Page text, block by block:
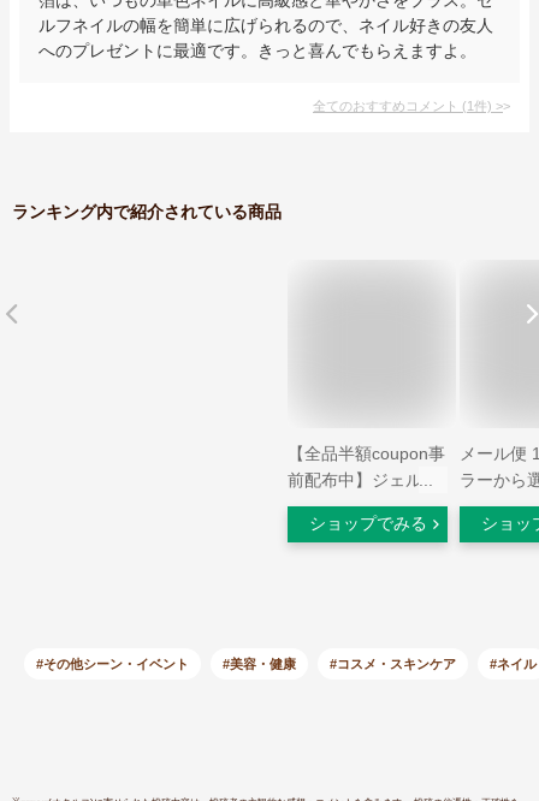
ルフネイルの幅を簡単に広げられるので、ネイル好きの友人
へのプレゼントに最適です。きっと喜んでもらえますよ。
全てのおすすめコメント (1件) >
ランキング内で紹介されている商品
【全品半額coupon事
前配布中】ジェルネ
イル ポリジェル ス
カルプチャージェル
ジェル 長さだし カ
ショップでみる
メール便
ラーから
ップ付オ
品質ジェ
筆 アー
ショッ
#その他シーン・イベント #美容・健康 #コスメ・スキンケア #ネイル